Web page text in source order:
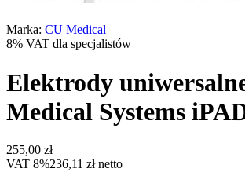
Marka: CU Medical
8% VAT dla specjalistów
Elektrody
Medical Systems
255,00 zł
VAT 8%236,11 złnetto